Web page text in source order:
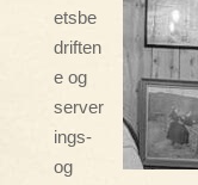
etsbe
driften
e og
server
ings-
og